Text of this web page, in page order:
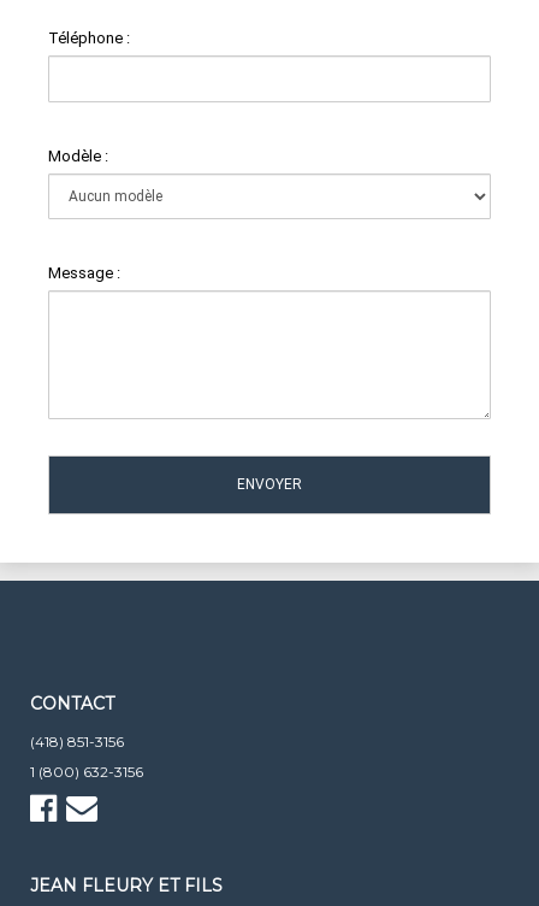
Téléphone :
Modèle :
Message :
CONTACT
(418) 851-3156
1 (800) 632-3156
JEAN FLEURY ET FILS